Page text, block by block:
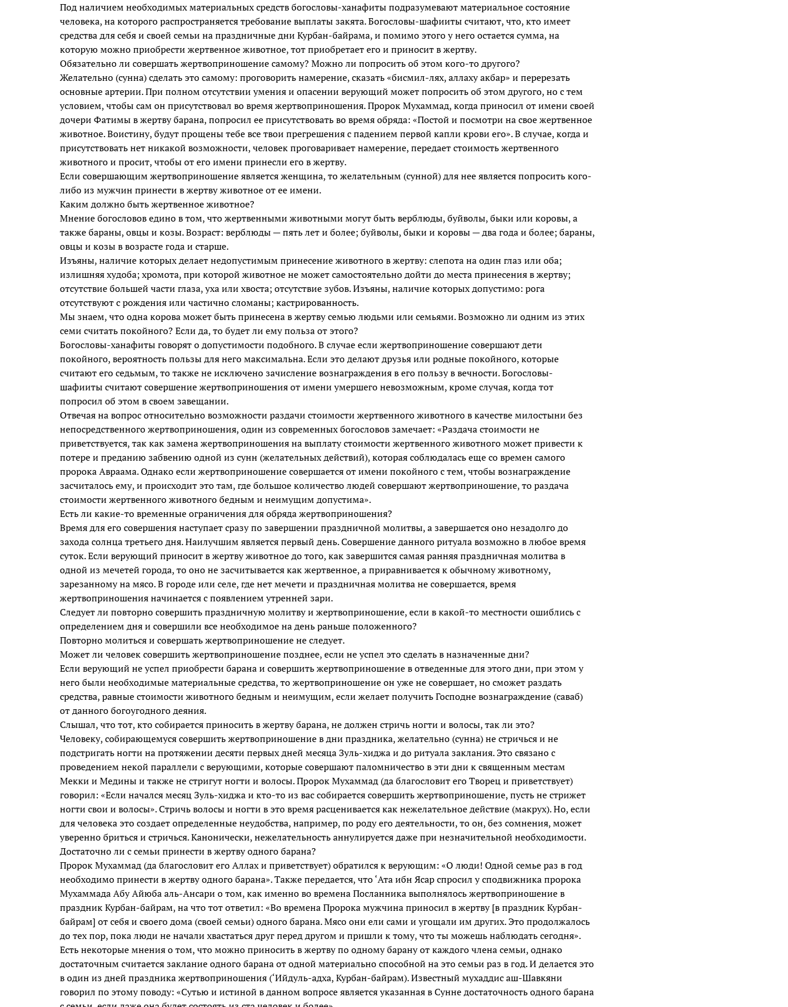
Под наличием необходимых материальных средств богословы-ханафиты подразумевают материальное состояние
человека, на которого распространяется требование выплаты закята. Богословы-шафииты считают, что, кто имеет
средства для себя и своей семьи на праздничные дни Курбан-байрама, и помимо этого у него остается сумма, на
которую можно приобрести жертвенное животное, тот приобретает его и приносит в жертву.
Обязательно ли совершать жертвоприношение самому? Можно ли попросить об этом кого-то другого?
Желательно (сунна) сделать это самому: проговорить намерение, сказать «бисмил-лях, аллаху акбар» и перерезать
основные артерии. При полном отсутствии умения и опасении верующий может попросить об этом другого, но с тем
условием, чтобы сам он присутствовал во время жертвоприношения. Пророк Мухаммад, когда приносил от имени своей
дочери Фатимы в жертву барана, попросил ее присутствовать во время обряда: «Постой и посмотри на свое жертвенное
животное. Воистину, будут прощены тебе все твои прегрешения с падением первой капли крови его». В случае, когда и
присутствовать нет никакой возможности, человек проговаривает намерение, передает стоимость жертвенного
животного и просит, чтобы от его имени принесли его в жертву.
Если совершающим жертвоприношение является женщина, то желательным (сунной) для нее является попросить кого-
либо из мужчин принести в жертву животное от ее имени.
Каким должно быть жертвенное животное?
Мнение богословов едино в том, что жертвенными животными могут быть верблюды, буйволы, быки или коровы, а
также бараны, овцы и козы. Возраст: верблюды — пять лет и более; буйволы, быки и коровы — два года и более; бараны,
овцы и козы в возрасте года и старше.
Изъяны, наличие которых делает недопустимым принесение животного в жертву: слепота на один глаз или оба;
излишняя худоба; хромота, при которой животное не может самостоятельно дойти до места принесения в жертву;
отсутствие большей части глаза, уха или хвоста; отсутствие зубов. Изъяны, наличие которых допустимо: рога
отсутствуют с рождения или частично сломаны; кастрированность.
Мы знаем, что одна корова может быть принесена в жертву семью людьми или семьями. Возможно ли одним из этих
семи считать покойного? Если да, то будет ли ему польза от этого?
Богословы-ханафиты говорят о допустимости подобного. В случае если жертвоприношение совершают дети
покойного, вероятность пользы для него максимальна. Если это делают друзья или родные покойного, которые
считают его седьмым, то также не исключено зачисление вознаграждения в его пользу в вечности. Богословы-
шафииты считают совершение жертвоприношения от имени умершего невозможным, кроме случая, когда тот
попросил об этом в своем завещании.
Отвечая на вопрос относительно возможности раздачи стоимости жертвенного животного в качестве милостыни без
непосредственного жертвоприношения, один из современных богословов замечает: «Раздача стоимости не
приветствуется, так как замена жертвоприношения на выплату стоимости жертвенного животного может привести к
потере и преданию забвению одной из сунн (желательных действий), которая соблюдалась еще со времен самого
пророка Авраама. Однако если жертвоприношение совершается от имени покойного с тем, чтобы вознаграждение
засчиталось ему, и происходит это там, где большое количество людей совершают жертвоприношение, то раздача
стоимости жертвенного животного бедным и неимущим допустима».
Есть ли какие-то временные ограничения для обряда жертвоприношения?
Время для его совершения наступает сразу по завершении праздничной молитвы, а завершается оно незадолго до
захода солнца третьего дня. Наилучшим является первый день. Совершение данного ритуала возможно в любое время
суток. Если верующий приносит в жертву животное до того, как завершится самая ранняя праздничная молитва в
одной из мечетей города, то оно не засчитывается как жертвенное, а приравнивается к обычному животному,
зарезанному на мясо. В городе или селе, где нет мечети и праздничная молитва не совершается, время
жертвоприношения начинается с появлением утренней зари.
Следует ли повторно совершить праздничную молитву и жертвоприношение, если в какой-то местности ошиблись с
определением дня и совершили все необходимое на день раньше положенного?
Повторно молиться и совершать жертвоприношение не следует.
Может ли человек совершить жертвоприношение позднее, если не успел это сделать в назначенные дни?
Если верующий не успел приобрести барана и совершить жертвоприношение в отведенные для этого дни, при этом у
него были необходимые материальные средства, то жертвоприношение он уже не совершает, но сможет раздать
средства, равные стоимости животного бедным и неимущим, если желает получить Господне вознаграждение (саваб)
от данного богоугодного деяния.
Слышал, что тот, кто собирается приносить в жертву барана, не должен стричь ногти и волосы, так ли это?
Человеку, собирающемуся совершить жертвоприношение в дни праздника, желательно (сунна) не стричься и не
подстригать ногти на протяжении десяти первых дней месяца Зуль-хиджа и до ритуала заклания. Это связано с
проведением некой параллели с верующими, которые совершают паломничество в эти дни к священным местам
Мекки и Медины и также не стригут ногти и волосы. Пророк Мухаммад (да благословит его Творец и приветствует)
говорил: «Если начался месяц Зуль-хиджа и кто-то из вас собирается совершить жертвоприношение, пусть не стрижет
ногти свои и волосы». Стричь волосы и ногти в это время расценивается как нежелательное действие (макрух). Но, если
для человека это создает определенные неудобства, например, по роду его деятельности, то он, без сомнения, может
уверенно бриться и стричься. Канонически, нежелательность аннулируется даже при незначительной необходимости.
Достаточно ли с семьи принести в жертву одного барана?
Пророк Мухаммад (да благословит его Аллах и приветствует) обратился к верующим: «О люди! Одной семье раз в год
необходимо принести в жертву одного барана». Также передается, что ‘Ата ибн Ясар спросил у сподвижника пророка
Мухаммада Абу Айюба аль-Ансари о том, как именно во времена Посланника выполнялось жертвоприношение в
праздник Курбан-байрам, на что тот ответил: «Во времена Пророка мужчина приносил в жертву [в праздник Курбан-
байрам] от себя и своего дома (своей семьи) одного барана. Мясо они ели сами и угощали им других. Это продолжалось
до тех пор, пока люди не начали хвастаться друг перед другом и пришли к тому, что ты можешь наблюдать сегодня».
Есть некоторые мнения о том, что можно приносить в жертву по одному барану от каждого члена семьи, однако
достаточным считается заклание одного барана от одной материально способной на это семьи раз в год. И делается это
в один из дней праздника жертвоприношения (‘Ийдуль-адха, Курбан-байрам). Известный мухаддис аш-Шавкяни
говорил по этому поводу: «Сутью и истиной в данном вопросе является указанная в Сунне достаточность одного барана